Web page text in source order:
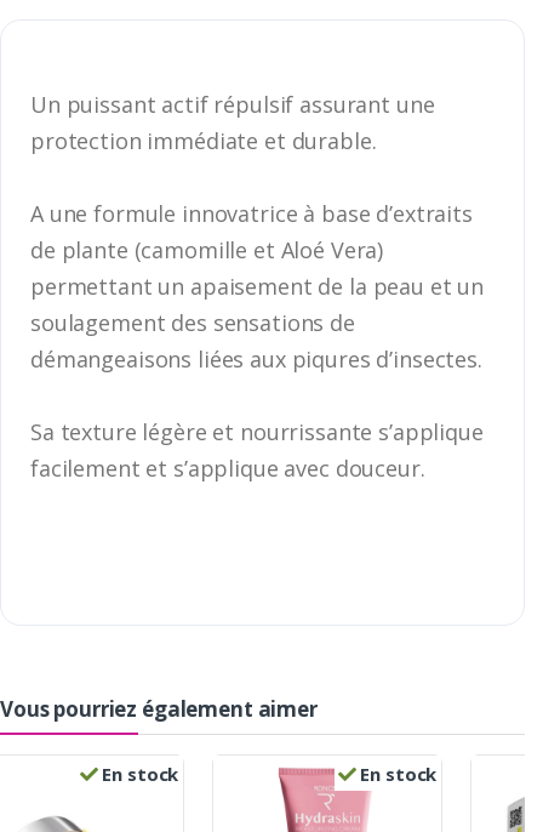
Un puissant actif répulsif assurant une
protection immédiate et durable.
A une formule innovatrice à base d’extraits
de plante (camomille et Aloé Vera)
permettant un apaisement de la peau et un
soulagement des sensations de
démangeaisons liées aux piqures d’insectes.
Sa texture légère et nourrissante s’applique
facilement et s’applique avec douceur.
Vous pourriez également aimer
En stock En stock